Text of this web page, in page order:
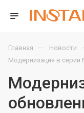
Главная — Новости
Модернизация в серии